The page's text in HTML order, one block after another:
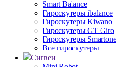
Smart Balance
Гироскутеры ibalance
Гироскутеры Kiwano
Гироскутеры GT Giro
Гироскутеры Smartone
Все гироскутеры
Сигвеи